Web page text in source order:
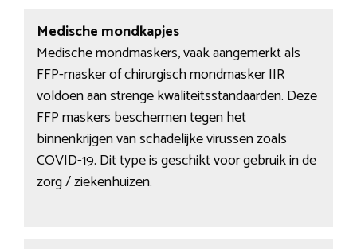
Medische mondkapjes
Medische mondmaskers, vaak aangemerkt als
FFP-masker of chirurgisch mondmasker IIR
voldoen aan strenge kwaliteitsstandaarden. Deze
FFP maskers beschermen tegen het
binnenkrijgen van schadelijke virussen zoals
COVID-19. Dit type is geschikt voor gebruik in de
zorg / ziekenhuizen.